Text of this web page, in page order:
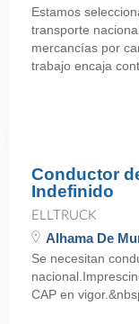
Estamos
transporte
mercancías por
trabajo encaja
Conductor
Indefinido
ELLTRUCK
Alhama De
Se necesitan
CAP en